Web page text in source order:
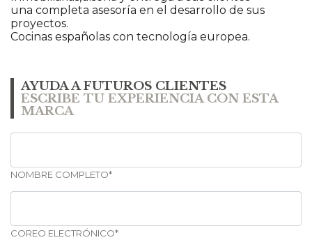
una completa asesoría en el desarrollo de sus
proyectos.
Cocinas españolas con tecnología europea.
AYUDA A FUTUROS CLIENTES
ESCRIBE TU EXPERIENCIA CON ESTA
MARCA
NOMBRE COMPLETO*
COREO ELECTRÓNICO*